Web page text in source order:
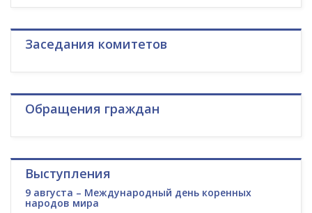
Заседания комитетов
Обращения граждан
Выступления
9 августа – Международный день коренных
народов мира